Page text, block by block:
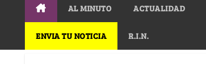
AL MINUTO ACTUALIDAD
ENVIA TU NOTICIA R.I.N.